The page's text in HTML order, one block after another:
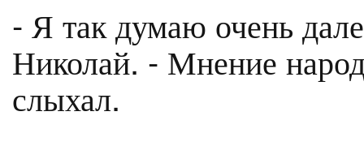
- Я так думаю очень
Николай. - Мнение
слыхал.